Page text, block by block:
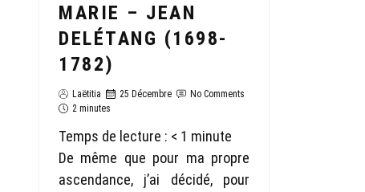
MARIE – JEAN
DELÉTANG (1698-
1782)
Laëtitia 25 Décembre
No Comments
2 minutes
Temps de lecture : < 1 minute
De même que pour ma propre
ascendance, j’ai décidé, pour